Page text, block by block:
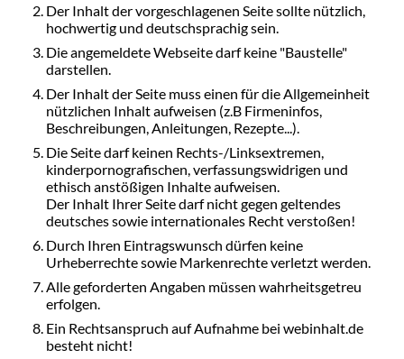
Der Inhalt der vorgeschlagenen Seite sollte nützlich,
hochwertig und deutschsprachig sein.
Die angemeldete Webseite darf keine "Baustelle"
darstellen.
Der Inhalt der Seite muss einen für die Allgemeinheit
nützlichen Inhalt aufweisen (z.B Firmeninfos,
Beschreibungen, Anleitungen, Rezepte...).
Die Seite darf keinen Rechts-/Linksextremen,
kinderpornografischen, verfassungswidrigen und
ethisch anstößigen Inhalte aufweisen.
Der Inhalt Ihrer Seite darf nicht gegen geltendes
deutsches sowie internationales Recht verstoßen!
Durch Ihren Eintragswunsch dürfen keine
Urheberrechte sowie Markenrechte verletzt werden.
Alle geforderten Angaben müssen wahrheitsgetreu
erfolgen.
Ein Rechtsanspruch auf Aufnahme bei webinhalt.de
besteht nicht!